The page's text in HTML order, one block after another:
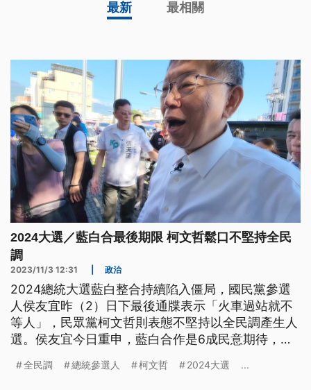
最新 最相關
2024大選／藍白合最後期限 柯文哲鬆口不堅持全民
調
2023/11/3 12:31 政治
2024總統大選藍白整合持續陷入僵局，國民黨參選
人侯友宜昨（2）日下最後通牒表示「火車過站就不
等人」，民眾黨柯文哲則表態不堅持以全民調產生人
選。侯友宜今日重申，藍白合作是6成民意期待，藍
民的期待。而柯文哲競辦證實，已收到國民黨非民主
全民調 總統參選人 柯文哲 2024大選 ...